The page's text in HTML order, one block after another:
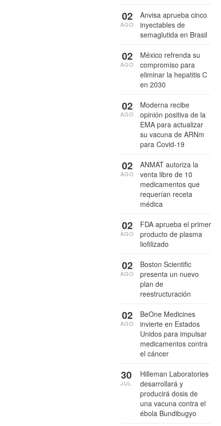
Anvisa aprueba cinco
inyectables de
semaglutida en Brasil
02
AGO
México refrenda su
compromiso para
eliminar la hepatitis C
en 2030
02
AGO
Moderna recibe
opinión positiva de la
EMA para actualizar
su vacuna de ARNm
para Covid-19
02
AGO
ANMAT autoriza la
venta libre de 10
medicamentos que
requerían receta
médica
02
AGO
FDA aprueba el primer
producto de plasma
liofilizado
02
AGO
Boston Scientific
presenta un nuevo
plan de
reestructuración
02
AGO
BeOne Medicines
invierte en Estados
Unidos para impulsar
medicamentos contra
el cáncer
02
AGO
Hilleman Laboratories
desarrollará y
producirá dosis de
una vacuna contra el
ébola Bundibugyo
30
JUL